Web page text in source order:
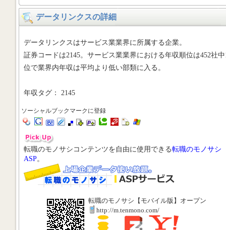
データリンクスの詳細
データリンクスはサービス業業界に所属する企業。
証券コードは2145。サービス業業界における年収順位は452社中
位で業界内年収は平均より低い部類に入る。
年収タグ： 2145
ソーシャルブックマークに登録
転職のモノサシコンテンツを自由に使用できる転職のモノサシ
ASP。
転職のモノサシ【モバイル版】オープン
http://m.tenmono.com/